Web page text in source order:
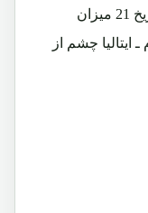
و بعد از 94 سال پر از نشیب و فراز بتاریخ 21 میزان
شهر روم ـ ایتالیا چشم از